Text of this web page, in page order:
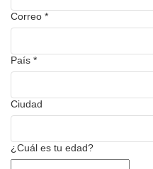
Correo *
País *
Ciudad
¿Cuál es tu edad?